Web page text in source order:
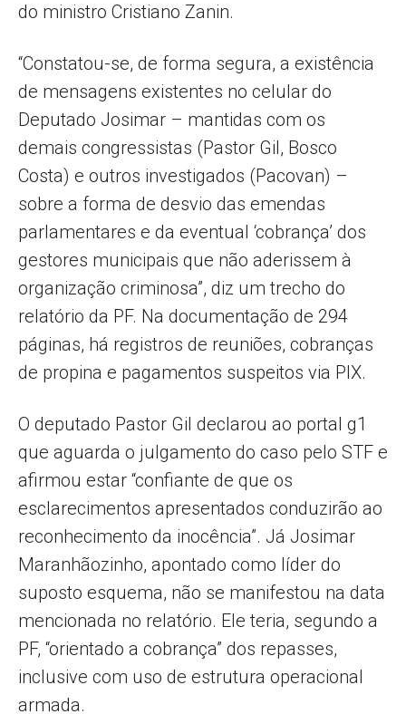
do ministro Cristiano Zanin.
“Constatou-se, de forma segura, a existência
de mensagens existentes no celular do
Deputado Josimar – mantidas com os
demais congressistas (Pastor Gil, Bosco
Costa) e outros investigados (Pacovan) –
sobre a forma de desvio das emendas
parlamentares e da eventual ‘cobrança’ dos
gestores municipais que não aderissem à
organização criminosa”, diz um trecho do
relatório da PF. Na documentação de 294
páginas, há registros de reuniões, cobranças
de propina e pagamentos suspeitos via PIX.
O deputado Pastor Gil declarou ao portal g1
que aguarda o julgamento do caso pelo STF e
afirmou estar “confiante de que os
esclarecimentos apresentados conduzirão ao
reconhecimento da inocência”. Já Josimar
Maranhãozinho, apontado como líder do
suposto esquema, não se manifestou na data
mencionada no relatório. Ele teria, segundo a
PF, “orientado a cobrança” dos repasses,
inclusive com uso de estrutura operacional
armada.